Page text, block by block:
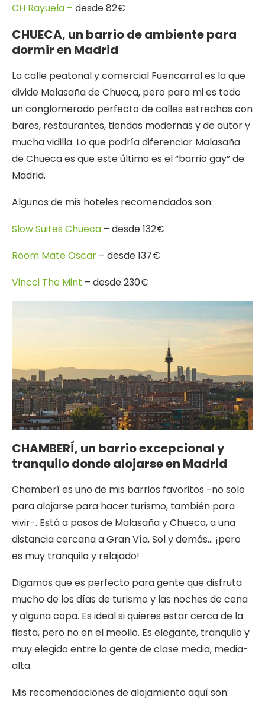
CH Rayuela – desde 82€
CHUECA, un barrio de ambiente para
dormir en Madrid
La calle peatonal y comercial Fuencarral es la que
divide Malasaña de Chueca, pero para mi es todo
un conglomerado perfecto de calles estrechas con
bares, restaurantes, tiendas modernas y de autor y
mucha vidilla. Lo que podría diferenciar Malasaña
de Chueca es que este último es el “barrio gay” de
Madrid.
Algunos de mis hoteles recomendados son:
Slow Suites Chueca – desde 132€
Room Mate Oscar – desde 137€
Vincci The Mint – desde 230€
CHAMBERÍ, un barrio excepcional y
tranquilo donde alojarse en Madrid
Chamberí es uno de mis barrios favoritos -no solo
para alojarse para hacer turismo, también para
vivir-. Está a pasos de Malasaña y Chueca, a una
distancia cercana a Gran Vía, Sol y demás… ¡pero
es muy tranquilo y relajado!
Digamos que es perfecto para gente que disfruta
mucho de los días de turismo y las noches de cena
y alguna copa. Es ideal si quieres estar cerca de la
fiesta, pero no en el meollo. Es elegante, tranquilo y
muy elegido entre la gente de clase media, media-
alta.
Mis recomendaciones de alojamiento aquí son: